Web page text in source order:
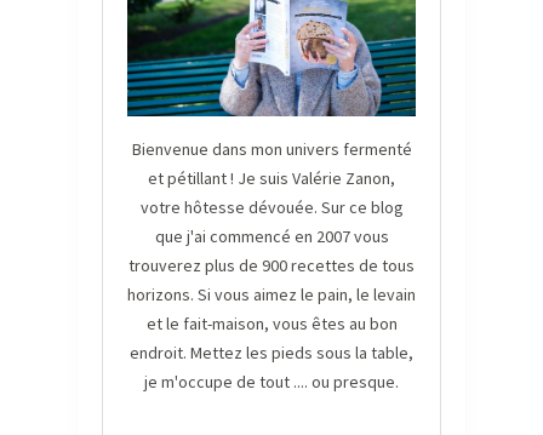
Bienvenue dans mon univers fermenté
et pétillant ! Je suis Valérie Zanon,
votre hôtesse dévouée. Sur ce blog
que j'ai commencé en 2007 vous
trouverez plus de 900 recettes de tous
horizons. Si vous aimez le pain, le levain
et le fait-maison, vous êtes au bon
endroit. Mettez les pieds sous la table,
je m'occupe de tout .... ou presque.